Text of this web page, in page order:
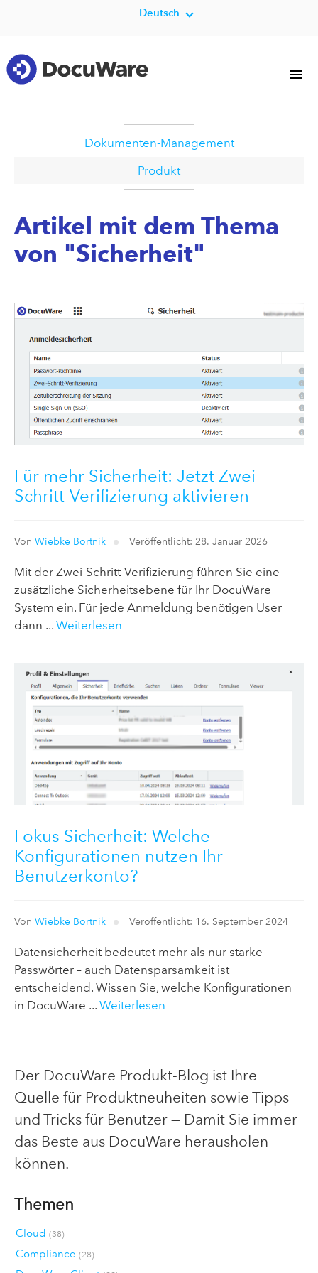
Deutsch
Dokumenten-Management
Produkt
Artikel mit dem Thema
von "Sicherheit"
Für mehr Sicherheit: Jetzt Zwei-
Schritt-Verifizierung aktivieren
Von Wiebke Bortnik Veröffentlicht: 28. Januar 2026
Mit der Zwei-Schritt-Verifizierung führen Sie eine
zusätzliche Sicherheitsebene für Ihr DocuWare
System ein. Für jede Anmeldung benötigen User
dann ... Weiterlesen
Fokus Sicherheit: Welche
Konfigurationen nutzen Ihr
Benutzerkonto?
Von Wiebke Bortnik Veröffentlicht: 16. September 2024
Datensicherheit bedeutet mehr als nur starke
Passwörter – auch Datensparsamkeit ist
entscheidend. Wissen Sie, welche Konfigurationen
in DocuWare ... Weiterlesen
Der DocuWare Produkt-Blog ist Ihre
Quelle für Produktneuheiten sowie Tipps
und Tricks für Benutzer — Damit Sie immer
das Beste aus DocuWare herausholen
können.
Themen
Cloud (38)
Compliance (28)